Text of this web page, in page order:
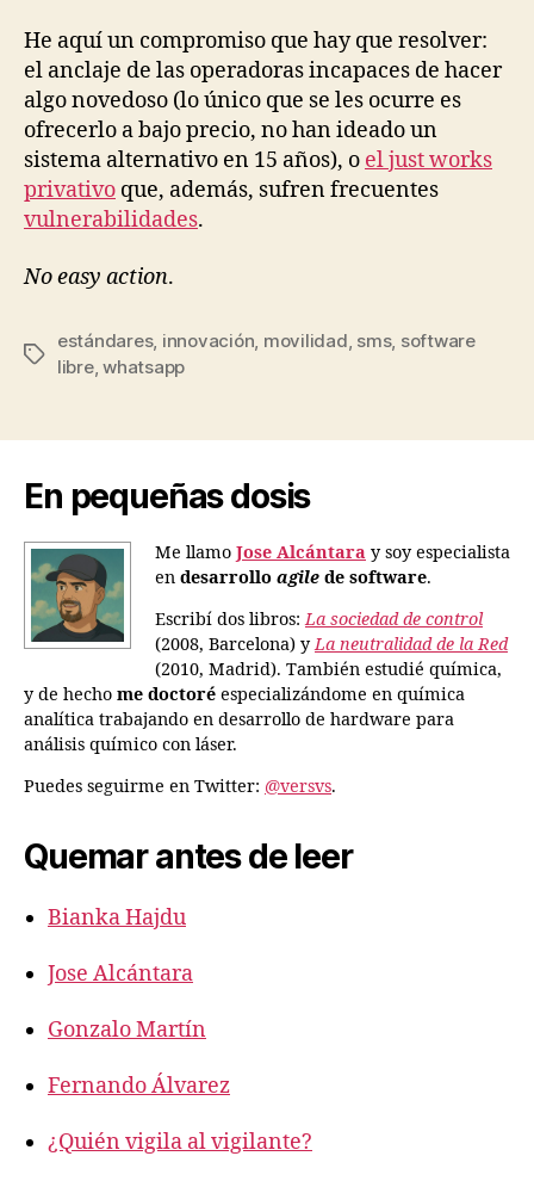
He aquí un compromiso que hay que resolver:
el anclaje de las operadoras incapaces de hacer
algo novedoso (lo único que se les ocurre es
ofrecerlo a bajo precio, no han ideado un
sistema alternativo en 15 años), o el just works
privativo que, además, sufren frecuentes
vulnerabilidades.
No easy action.
Etiquetas
estándares, innovación movilidad sms, software
libre,whatsapp
En pequeñas dosis
Me llamo Jose Alcántara y soy especialista
en desarrollo agile de software.
Escribí dos libros:La sociedad de control
(2008, Barcelona) yLa neutralidad de la Red
(2010, Madrid). También estudié química,
y de hecho me doctoré especializándome en química
analítica trabajando en desarrollo de hardware para
análisis químico con láser.
Puedes seguirme en Twitter: @versvs.
Quemar antes de leer
Bianka Hajdu
Jose Alcántara
Gonzalo Martín
Fernando Álvarez
¿Quién vigila al vigilante?